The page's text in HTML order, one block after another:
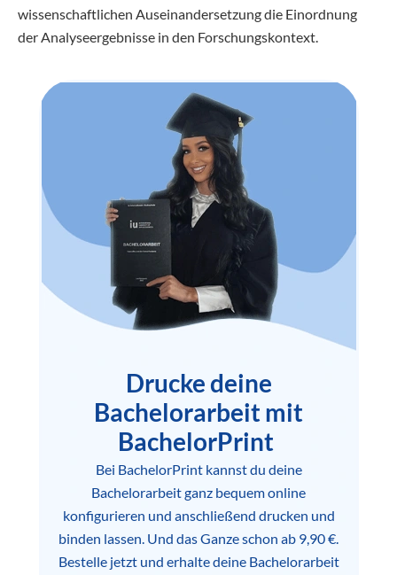
wissenschaftlichen Auseinandersetzung die Einordnung
der Analyseergebnisse in den Forschungskontext.
Drucke deine
Bachelorarbeit mit
BachelorPrint
Bei BachelorPrint kannst du deine
Bachelorarbeit ganz bequem online
konfigurieren und anschließend drucken und
binden lassen. Und das Ganze schon ab 9,90 €.
Bestelle jetzt und erhalte deine Bachelorarbeit